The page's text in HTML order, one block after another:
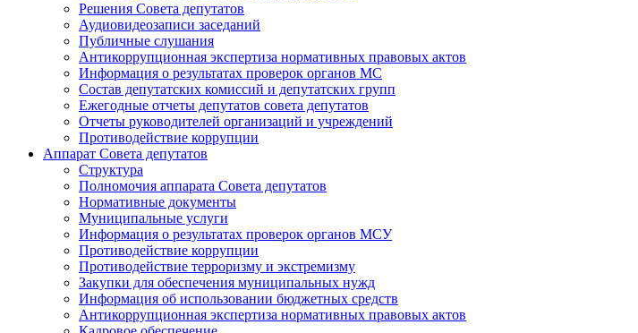
Решения Совета депутатов
Аудиовидеозаписи заседаний
Публичные слушания
Антикоррупционная экспертиза нормативных правовых актов
Информация о результатах проверок органов МС
Состав депутатских комиссий и депутатских групп
Ежегодные отчеты депутатов совета депутатов
Отчеты руководителей организаций и учреждений
Противодействие коррупции
Аппарат Совета депутатов
Структура
Полномочия аппарата Совета депутатов
Нормативные документы
Муниципальные услуги
Информация о результатах проверок органов МСУ
Противодействие коррупции
Противодействие терроризму и экстремизму
Закупки для обеспечения муниципальных нужд
Информация об использовании бюджетных средств
Антикоррупционная экспертиза нормативных правовых актов